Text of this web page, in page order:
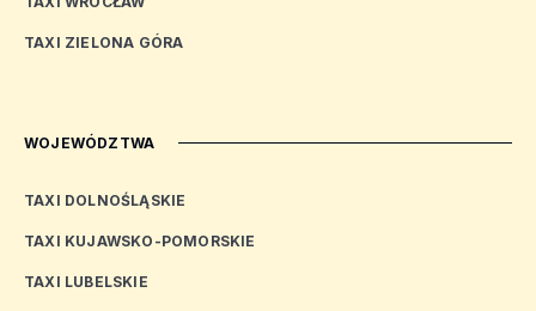
TAXI ZIELONA GÓRA
WOJEWÓDZTWA
TAXI DOLNOŚLĄSKIE
TAXI KUJAWSKO-POMORSKIE
TAXI LUBELSKIE